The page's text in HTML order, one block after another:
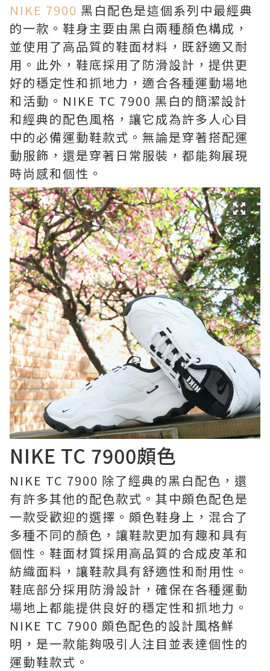
NIKE 7900 黑白配色是這個系列中最經典
的一款。鞋身主要由黑白兩種顏色構成，
並使用了高品質的鞋面材料，既舒適又耐
用。此外，鞋底採用了防滑設計，提供更
好的穩定性和抓地力，適合各種運動場地
和活動。NIKE TC 7900 黑白的簡潔設計
和經典的配色風格，讓它成為許多人心目
中的必備運動鞋款式。無論是穿著搭配運
動服飾，還是穿著日常服裝，都能夠展現
時尚感和個性。
NIKE TC 7900頗色
NIKE TC 7900 除了經典的黑白配色，還
有許多其他的配色款式。其中頗色配色是
一款受歡迎的選擇。頗色鞋身上，混合了
多種不同的顏色，讓鞋款更加有趣和具有
個性。鞋面材質採用高品質的合成皮革和
紡織面料，讓鞋款具有舒適性和耐用性。
鞋底部分採用防滑設計，確保在各種運動
場地上都能提供良好的穩定性和抓地力。
NIKE TC 7900 頗色配色的設計風格鮮
明，是一款能夠吸引人注目並表達個性的
運動鞋款式。